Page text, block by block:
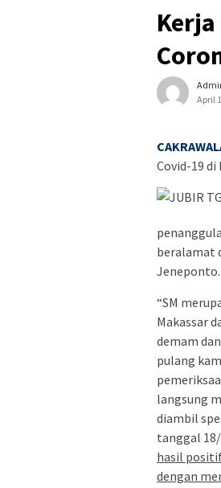
April
Covid-19
beralamat
Jeneponto.
“SM
Makassar
demam
pulang
langsung
diambil
tanggal
hasil
dengan